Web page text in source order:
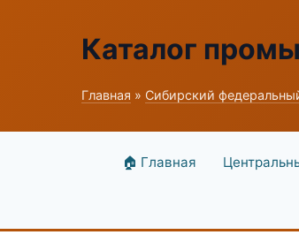
Каталог
Главная » Сибирский
🏠 Главная